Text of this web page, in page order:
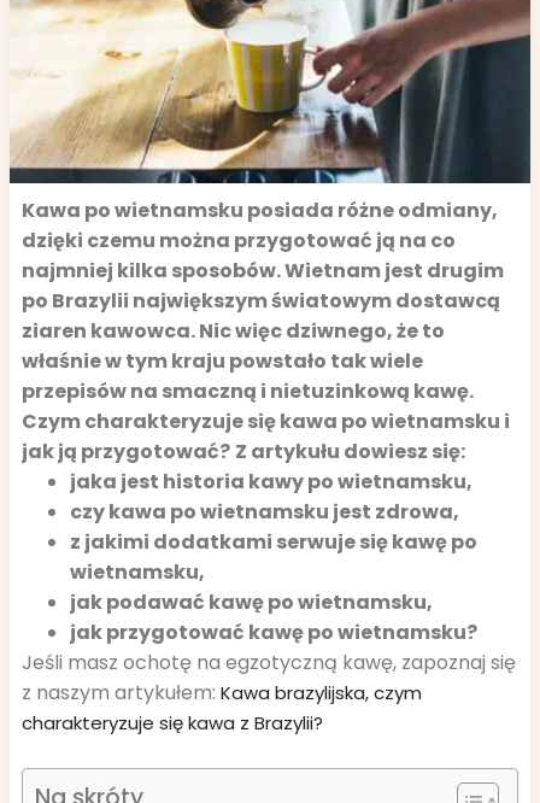
Kawa po wietnamsku posiada różne odmiany,
dzięki czemu można przygotować ją na co
najmniej kilka sposobów. Wietnam jest drugim
po Brazylii największym światowym dostawcą
ziaren kawowca. Nic więc dziwnego, że to
właśnie w tym kraju powstało tak wiele
przepisów na smaczną i nietuzinkową kawę.
Czym charakteryzuje się kawa po wietnamsku i
jak ją przygotować? Z artykułu dowiesz się:
jaka jest historia kawy po wietnamsku,
czy kawa po wietnamsku jest zdrowa,
z jakimi dodatkami serwuje się kawę po
wietnamsku,
jak podawać kawę po wietnamsku,
jak przygotować kawę po wietnamsku?
Jeśli masz ochotę na egzotyczną kawę, zapoznaj się
z naszym artykułem: Kawa brazylijska, czym
charakteryzuje się kawa z Brazylii?